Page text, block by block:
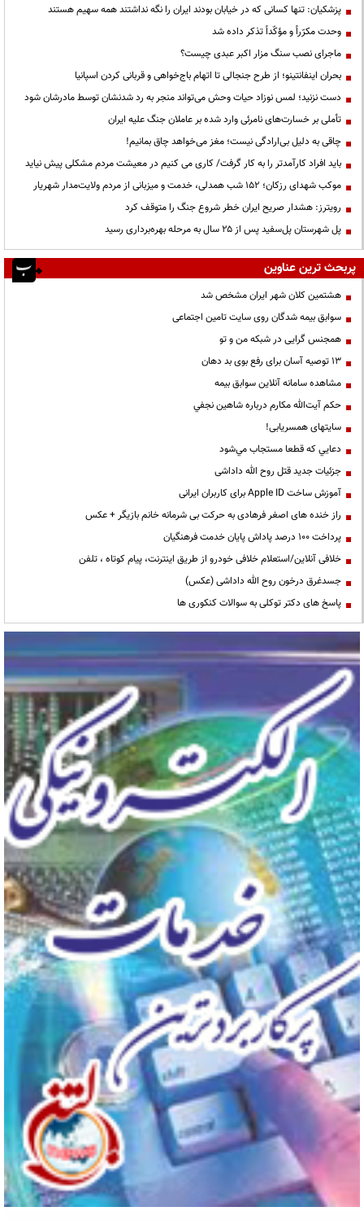
پزشکیان: تنها کسانی که در خیابان بودند ایران را نگه نداشتند همه سهیم هستند
وحدت مکرّراً و مؤکّداً تذکر داده شد
ماجرای نصب سنگ مزار اکبر عبدی چیست؟
بحران اینفانتینو؛ از طرح جنجالی تا اتهام باج‌خواهی و قربانی کردن اسپانیا
دست نزنید؛ لمس نوزاد حیات وحش می‌تواند منجر به رد شدنشان توسط مادرشان شود
تأملی بر خسارت‌های نامرئی وارد شده بر عاملان جنگ علیه ایران
چاقی به دلیل بی‌ارادگی نیست؛ مغز می‌خواهد چاق بمانیم!
باید افراد کارآمدتر را به کار گرفت/ کاری می کنیم در معیشت مردم مشکلی پیش نیاید
موکب شهدای رزکان؛ ۱۵۲ شب همدلی، خدمت و میزبانی از مردم ولایت‌مدار شهریار
رویترز: هشدار صریح ایران خطر شروع جنگ را متوقف کرد
پل شهرستان پل‌سفید پس از ۲۵ سال به مرحله بهره‌برداری رسید
پربحث ترین عناوین
هشتمین کلان شهر ایران مشخص شد
سوابق بیمه شدگان روی سایت تامین اجتماعی
همجنس گرایی در شبکه من و تو
13 توصیه آسان برای رفع بوی بد دهان
مشاهده سامانه آنلاين سوابق بیمه
حكم آيت‌الله مكارم درباره شاهين نجفي
سایتهای همسریابی!
دعايي كه قطعا مستجاب مي‌شود
جزئیات جدید قتل روح الله داداشی
آموزش ساخت Apple ID برای کاربران ایرانی
راز خنده های اصغر فرهادی به حرکت بی شرمانه خانم بازیگر + عکس
پرداخت ۱۰۰ درصد پاداش پایان خدمت فرهنگیان
خلافی آنلاین/استعلام خلافی خودرو از طریق اینترنت، پیام کوتاه ، تلفن
جسدغرق درخون روح الله داداشی (عکس)
پاسخ های دکتر توکلی به سوالات کنکوری ها